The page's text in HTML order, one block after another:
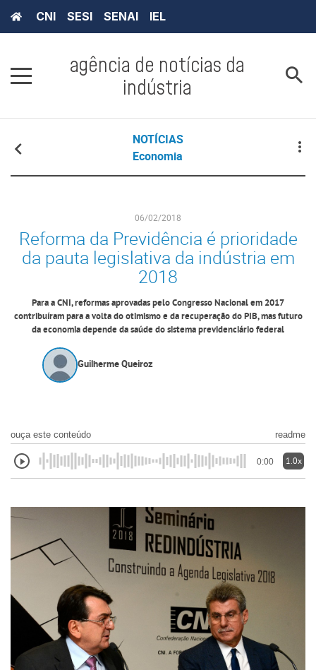
CNI SESI SENAI IEL
agência de notícias da
indústria
NOTÍCIAS
Economia
06/02/2018
Reforma da Previdência é prioridade
da pauta legislativa da indústria em
2018
Para a CNI, reformas aprovadas pelo Congresso Nacional em 2017
contribuíram para a volta do otimismo e da recuperação do PIB, mas futuro
da economia depende da saúde do sistema previdenciário federal
Guilherme Queiroz
ouça este conteúdo readme
0:00 1.0x